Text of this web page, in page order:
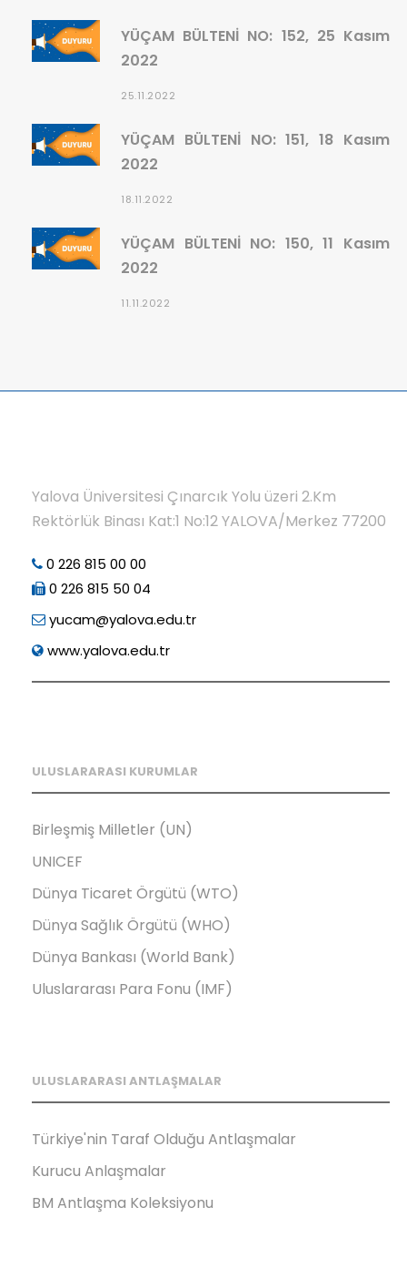
YÜÇAM BÜLTENİ NO: 152, 25 Kasım
2022
25.11.2022
YÜÇAM BÜLTENİ NO: 151, 18 Kasım
2022
18.11.2022
YÜÇAM BÜLTENİ NO: 150, 11 Kasım
2022
11.11.2022
Yalova Üniversitesi Çınarcık Yolu üzeri 2.Km
Rektörlük Binası Kat:1 No:12 YALOVA/Merkez 77200
0 226 815 00 00
0 226 815 50 04
yucam@yalova.edu.tr
www.yalova.edu.tr
ULUSLARARASI KURUMLAR
Birleşmiş Milletler (UN)
UNICEF
Dünya Ticaret Örgütü (WTO)
Dünya Sağlık Örgütü (WHO)
Dünya Bankası (World Bank)
Uluslararası Para Fonu (IMF)
ULUSLARARASI ANTLAŞMALAR
Türkiye'nin Taraf Olduğu Antlaşmalar
Kurucu Anlaşmalar
BM Antlaşma Koleksiyonu